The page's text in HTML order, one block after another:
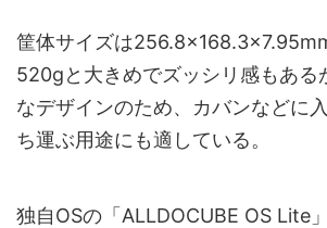
筐体サイズは
520gと大きめでズッシリ感もある
なデザインのため、カバンなどに
ち運ぶ用途にも適している。
独自OSの「ALLDOCUBE OS Lite